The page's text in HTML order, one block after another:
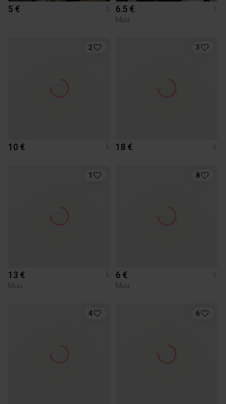
5 € L 6.5 €
L
Muu
2
10 € L
3
18 € L
1
13 €
L
Muu
8
6 €
L
Muu
4 6